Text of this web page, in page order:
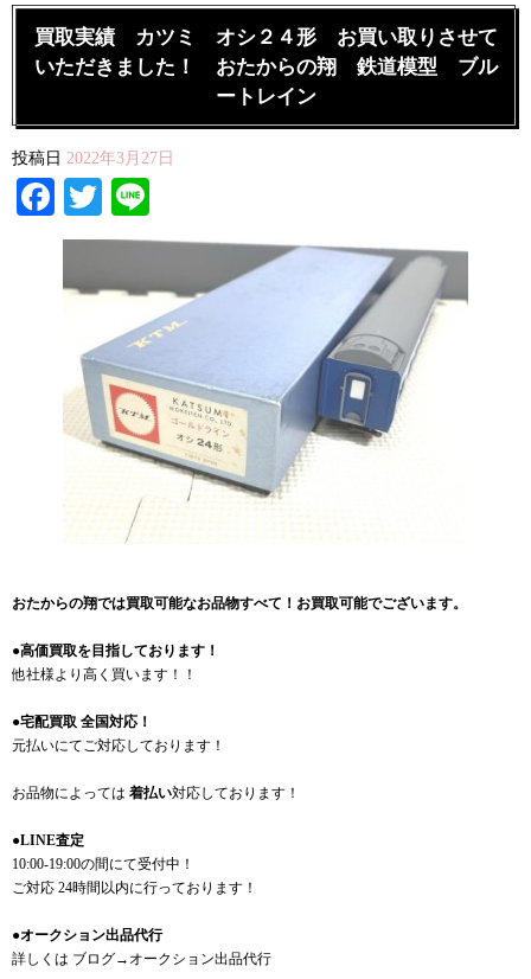
買取実績 カツミ オシ２４形 お買い取りさせて
いただきました！ おたからの翔 鉄道模型 ブル
ートレイン
投稿日 2022年3月27日
Facebook
Twitter
おたからの翔では買取可能なお品物すべて！お買取可能でございます。
●高価買取を目指しております！
他社様より高く買います！！
●宅配買取 全国対応！
元払いにてご対応しております！
お品物によっては 着払い対応しております！
●LINE査定
10:00-19:00の間にて受付中！
ご対応 24時間以内に行っております！
●オークション出品代行
詳しくは ブログ→オークション出品代行